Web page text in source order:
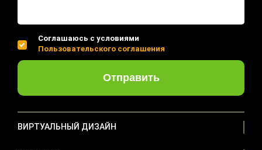
Соглашаюсь с условиями
Пользовательского соглашения
Отправить
ВИРТУАЛЬНЫЙ ДИЗАЙН